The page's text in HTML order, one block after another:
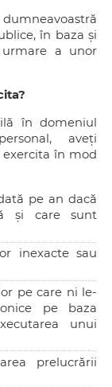
în baza și
a unor
în domeniul
aveți
în mod
pe an dacă
și care sunt
inexacte sau
pe care ni le-
pe baza
unui
prelucrării